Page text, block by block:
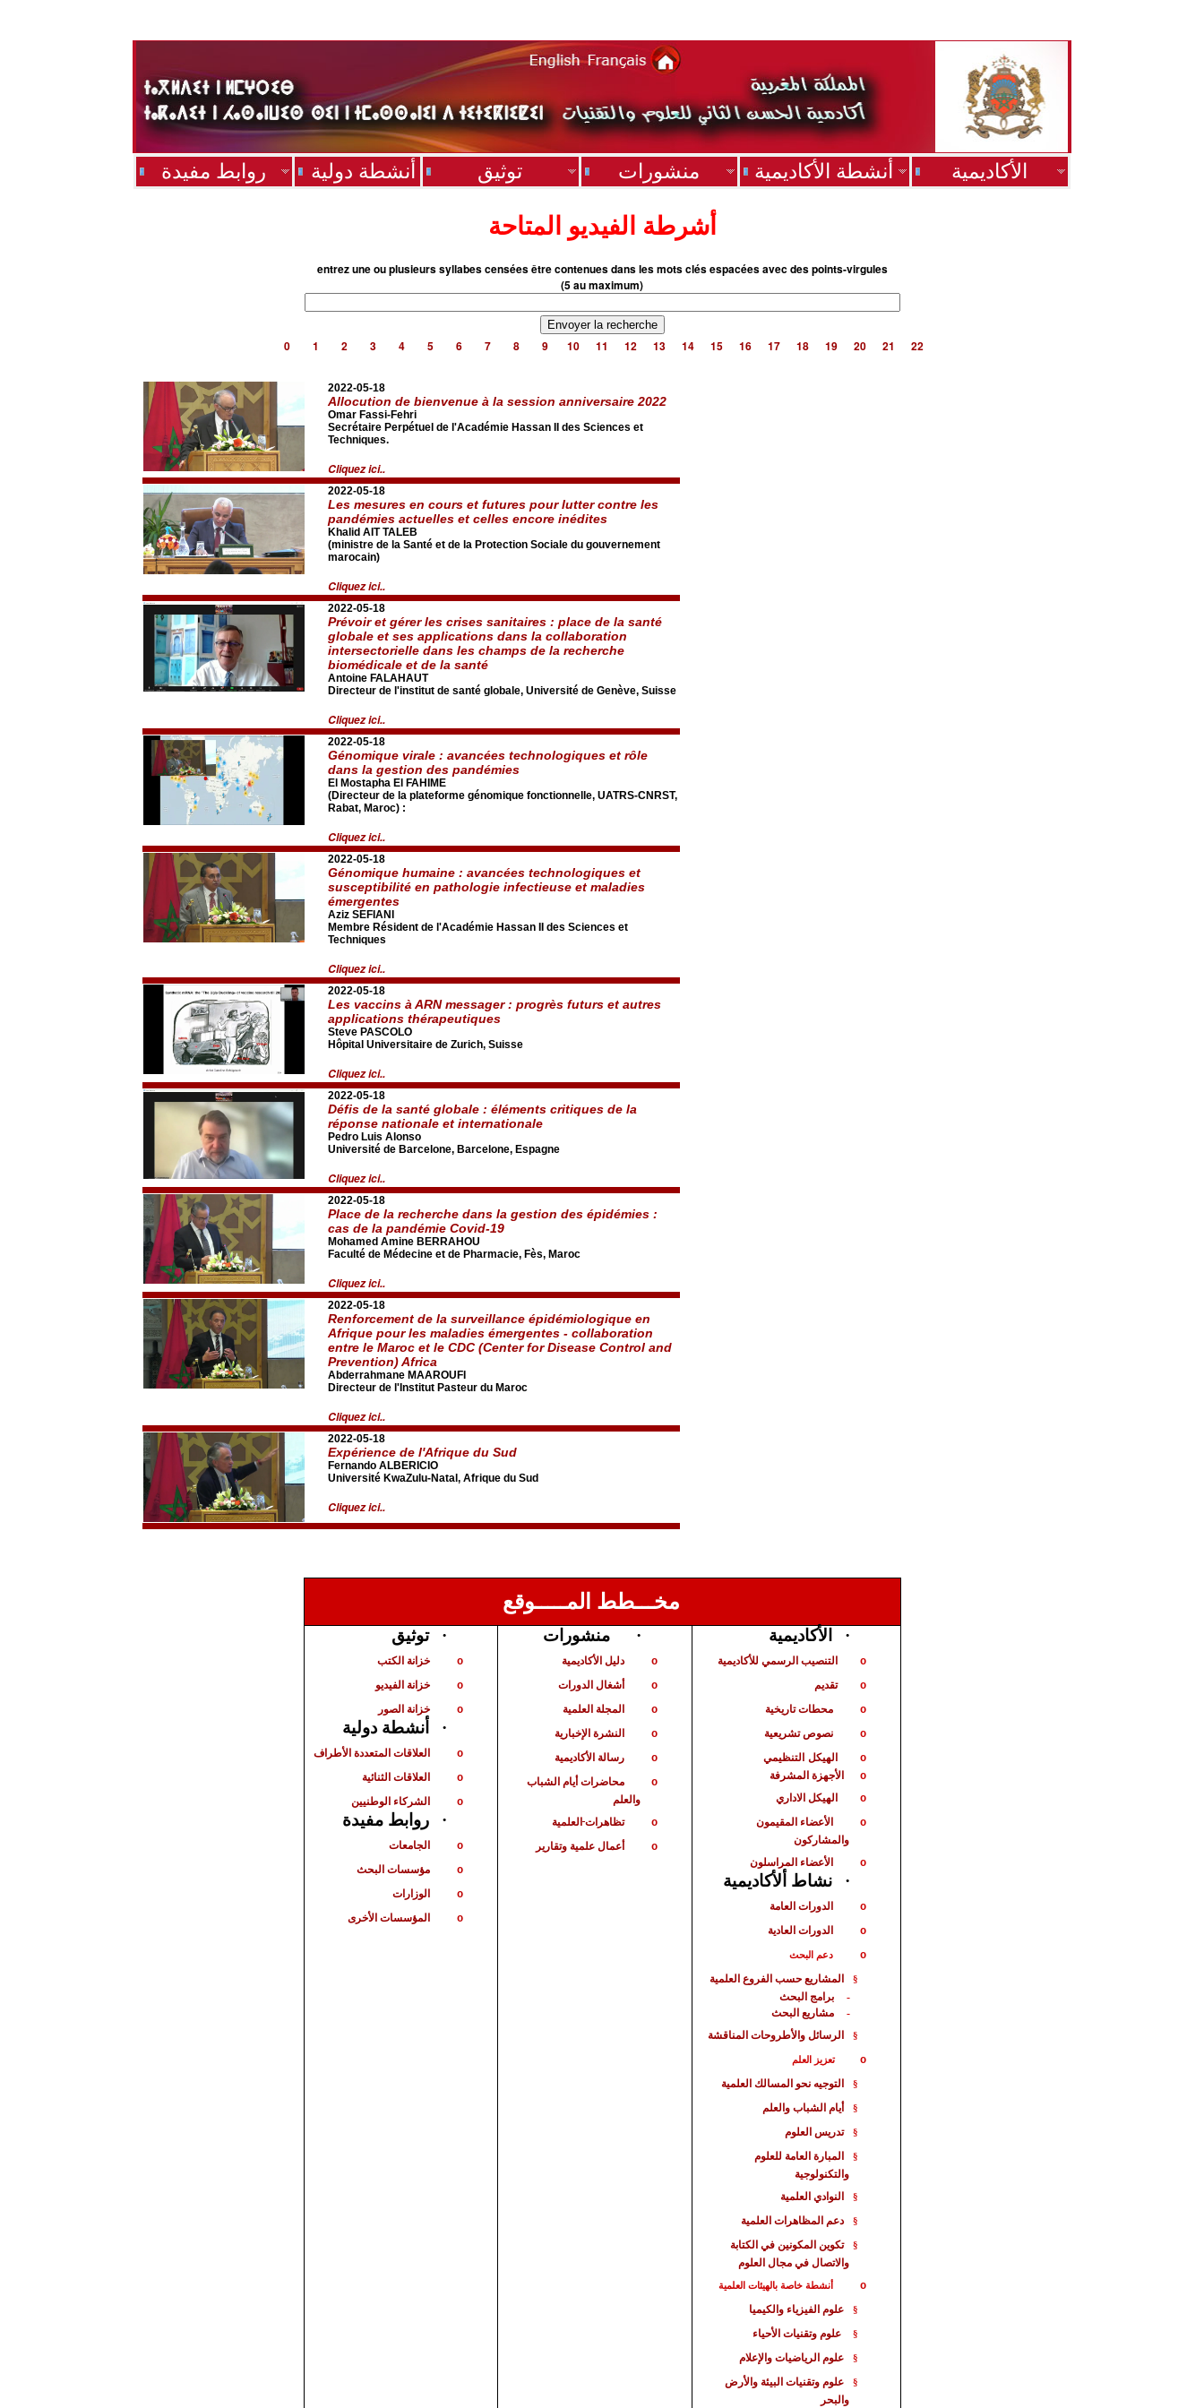
روابط مفيدة أنشطة دولية توثيق منشورات أنشطة الأكاديمية الأكاديمية
أشرطة الفيديو المتاحة
entrez une ou plusieurs syllabes censées être contenues dans les mots clés espacées avec des points-virgules
(5 au maximum)
0 1 2 3 4 5 6 7 8 9 10 11 12 13 14 15 16 17 18 19 20 21 22
2022-05-18
Allocution de bienvenue à la session anniversaire 2022
Omar Fassi-Fehri
Secrétaire Perpétuel de l'Académie Hassan II des Sciences et
Techniques.
Cliquez ici..
2022-05-18
Les mesures en cours et futures pour lutter contre les
pandémies actuelles et celles encore inédites
Khalid AIT TALEB
(ministre de la Santé et de la Protection Sociale du gouvernement
marocain)
Cliquez ici..
2022-05-18
Prévoir et gérer les crises sanitaires : place de la santé
globale et ses applications dans la collaboration
intersectorielle dans les champs de la recherche
biomédicale et de la santé
Antoine FALAHAUT
Directeur de l'institut de santé globale, Université de Genève, Suisse
Cliquez ici..
2022-05-18
Génomique virale : avancées technologiques et rôle
dans la gestion des pandémies
El Mostapha El FAHIME
(Directeur de la plateforme génomique fonctionnelle, UATRS-CNRST,
Rabat, Maroc) :
Cliquez ici..
2022-05-18
Génomique humaine : avancées technologiques et
susceptibilité en pathologie infectieuse et maladies
émergentes
Aziz SEFIANI
Membre Résident de l'Académie Hassan II des Sciences et
Techniques
Cliquez ici..
2022-05-18
Les vaccins à ARN messager : progrès futurs et autres
applications thérapeutiques
Steve PASCOLO
Hôpital Universitaire de Zurich, Suisse
Cliquez ici..
2022-05-18
Défis de la santé globale : éléments critiques de la
réponse nationale et internationale
Pedro Luis Alonso
Université de Barcelone, Barcelone, Espagne
Cliquez ici..
2022-05-18
Place de la recherche dans la gestion des épidémies :
cas de la pandémie Covid-19
Mohamed Amine BERRAHOU
Faculté de Médecine et de Pharmacie, Fès, Maroc
Cliquez ici..
2022-05-18
Renforcement de la surveillance épidémiologique en
Afrique pour les maladies émergentes - collaboration
entre le Maroc et le CDC (Center for Disease Control and
Prevention) Africa
Abderrahmane MAAROUFI
Directeur de l'Institut Pasteur du Maroc
Cliquez ici..
2022-05-18
Expérience de l'Afrique du Sud
Fernando ALBERICIO
Université KwaZulu-Natal, Afrique du Sud
Cliquez ici..
مخـــطط المـــــوقع
· توثيق
o خزانة الكتب
o خزانة الفيديو
o خزانة الصور
· أنشطة دولية
o العلاقات المتعددة الأطراف
o العلاقات الثنائية
o الشركاء الوطنيين
· روابط مفيدة
o الجامعات
o مؤسسات البحث
o الوزارات
o المؤسسات الأخرى
· منشورات
o دليل الأكاديمية
o أشغال الدورات
o المجلة العلمية
o النشرة الإخبارية
o رسالة الأكاديمية
o
محاضرات أيام الشباب
والعلم
o تظاهراتالعلمية
o أعمال علمية وتقارير
· الأكاديمية
o التنصيب الرسمي للأكاديمية
o تقديم
o محطات تاريخية
o نصوص تشريعية
o الهيكل التنظيمي
o الأجهزة المشرفة
o الهيكل الاداري
o
الأعضاء المقيمون
والمشاركون
o الأعضاء المراسلون
· نشاط ألأكاديمية
o الدورات العامة
o الدورات العادية
o دعم البحث
§ المشاريع حسب الفروع العلمية
- برامج البحث
- مشاريعالبحث
§ الرسائل والأطروحات المناقشة
o تعزيز العلم
§ التوجيه نحو المسالك العلمية
§ أيام الشباب والعلم
§ تدريس العلوم
§ المبارةالعامة للعلوم
والتكنولوجية
§ النوادي العلمية
§ دعم المظاهرات العلمية
§
تكوين المكونين في الكتابة
والاتصال في مجال العلوم
o أنشطة خاصة بالهيئات العلمية
§ علوم الفيزياء والكيميا
§ علوم وتقنيات الأحياء
§ علوم الرياضيات والإعلام
§
علوم وتقنيات البيئة والأرض
والبحر